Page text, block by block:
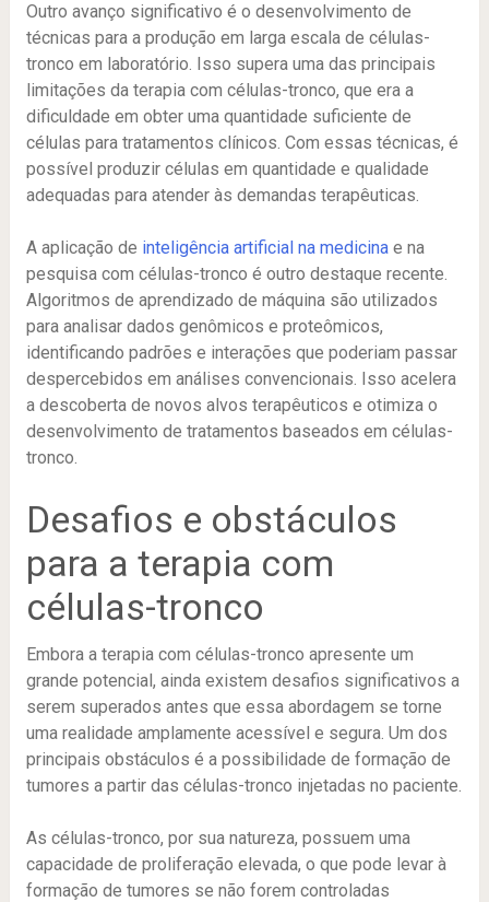
Outro avanço significativo é o desenvolvimento de
técnicas para a produção em larga escala de células-
tronco em laboratório. Isso supera uma das principais
limitações da terapia com células-tronco, que era a
dificuldade em obter uma quantidade suficiente de
células para tratamentos clínicos. Com essas técnicas, é
possível produzir células em quantidade e qualidade
adequadas para atender às demandas terapêuticas.
A aplicação de inteligência artificial na medicinae na
pesquisa com células-tronco é outro destaque recente.
Algoritmos de aprendizado de máquina são utilizados
para analisar dados genômicos e proteômicos,
identificando padrões e interações que poderiam passar
despercebidos em análises convencionais. Isso acelera
a descoberta de novos alvos terapêuticos e otimiza o
desenvolvimento de tratamentos baseados em células-
tronco.
Desafios e obstáculos
para a terapia com
células-tronco
Embora a terapia com células-tronco apresente um
grande potencial, ainda existem desafios significativos a
serem superados antes que essa abordagem se torne
uma realidade amplamente acessível e segura. Um dos
principais obstáculos é a possibilidade de formação de
tumores a partir das células-tronco injetadas no paciente.
As células-tronco, por sua natureza, possuem uma
capacidade de proliferação elevada, o que pode levar à
formação de tumores se não forem controladas